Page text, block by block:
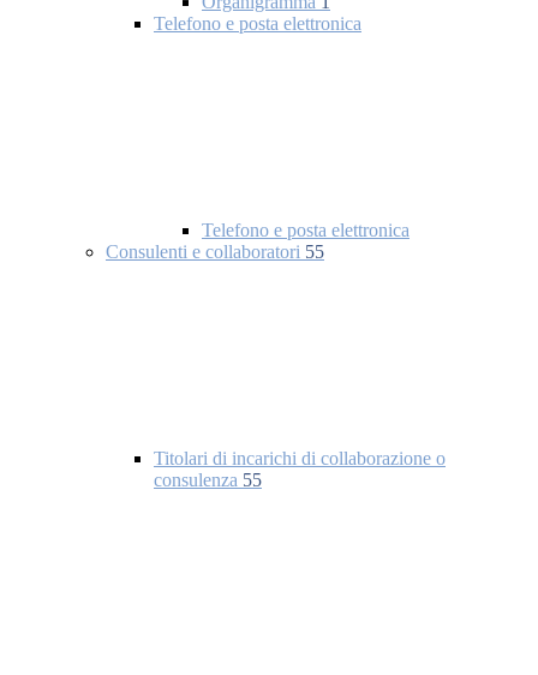
Telefono e posta elettronica
Telefono e posta elettronica
Consulenti e collaboratori 55
Titolari di incarichi di collaborazione o
consulenza 55